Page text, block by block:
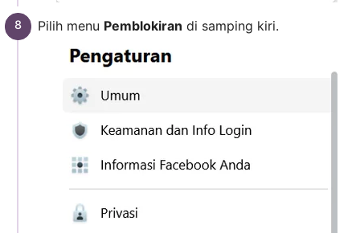
Pilih menu Pemblokiran di samping kiri.